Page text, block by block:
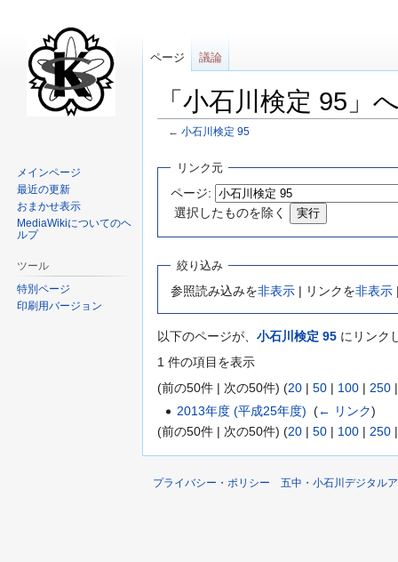
「小石川検定 95」
← 小石川検定 95
シ
移
動
動
リンク元
ページ:
選択したものを除く
絞り込み
参照読み込みを非表示 | リンクを非表示
以下のページが、 小石川検定 95 にリンク
1 件の項目を表示
(前の50件 | 次の50件) (20 | 50 | 100 | 250
2013年度 (平成25年度) ‎(← リンク)
(前の50件 | 次の50件) (20 | 50 | 100 | 250
ページ 議論
メインページ
最近の更新
おまかせ表示
MediaWikiについてのヘ
ルプ
ツール
特別ページ
印刷用バージョン
プライバシー・ポリシー 五中・小石川デジタル